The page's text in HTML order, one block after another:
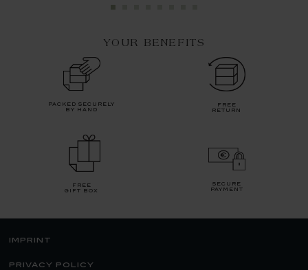
YOUR BENEFITS
packed securely
by hand
free
return
free
gift box
secure
payment
imprint
privacy policy